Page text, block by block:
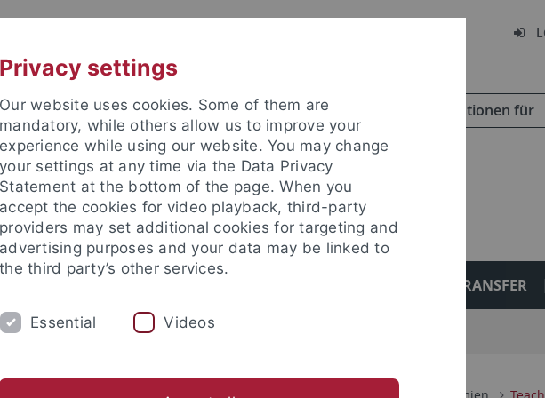
Informationen für
(TüSE)
TRANSFER
Bildungswissenschaften Mitglied werden
Tübingen School of Education (TüSE) Gremien
Privacy settings
Our website uses cookies. Some of them are
mandatory, while others allow us to improve your
experience while using our website. You may change
your settings at any time via the Data Privacy
Statement at the bottom of the page. When you
accept the cookies for video playback, third-party
providers may set additional cookies for targeting and
advertising purposes and your data may be linked to
the third party’s other services.
Essential Videos